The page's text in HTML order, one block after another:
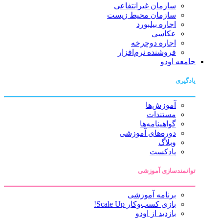
سازمان غیرانتفاعی
سازمان محیط زیست
اجاره بیلبورد
عکاسی
اجاره دوچرخه
فروشنده نرم‌افزار
جامعه اودو
یادگیری
آموزش‌ها
مستندات
گواهینامه‌ها
دوره‌های آموزشی
وبلاگ
پادکست
توانمندسازی آموزشی
برنامه آموزشی
بازی کسب‌وکار Scale Up!
بازدید از اودو